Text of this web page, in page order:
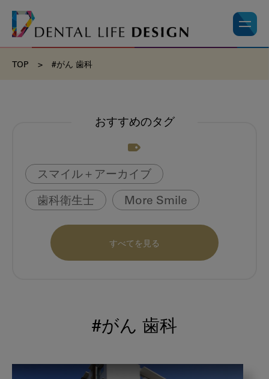
TOP > #がん 歯科
おすすめのタグ
スマイル＋アーカイブ
歯科衛生士 More Smile
お悩み相談室 動画 書籍
book
海外歯科事情 咬合の変化
すべてを見る
#がん 歯科